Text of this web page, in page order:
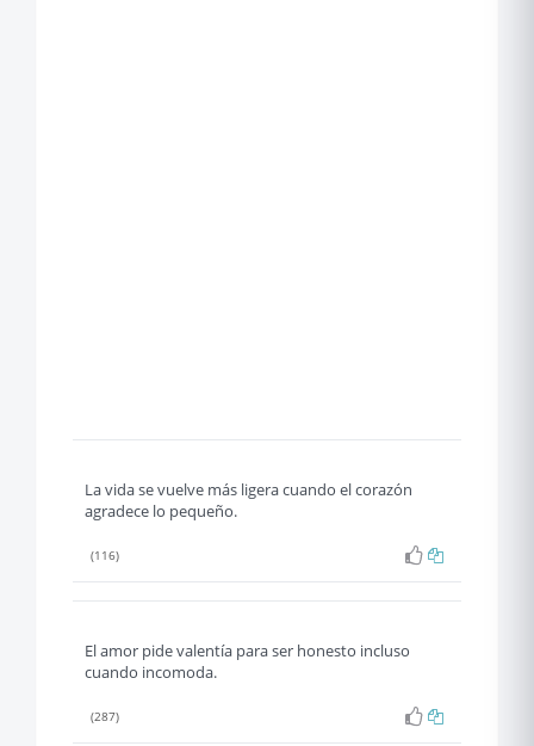
La vida se vuelve más ligera cuando el corazón
agradece lo pequeño.
(116)
El amor pide valentía para ser honesto incluso
cuando incomoda.
(287)